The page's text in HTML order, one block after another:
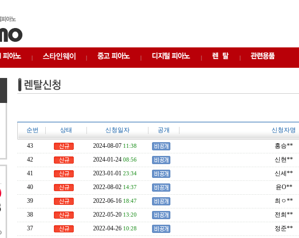
| | | | |
순번 상태 신청일자 공개 신청자명
43 2024-08-07 11:38
홍승**
42
2024-01-24 08:56
신현**
41
2023-01-01 23:34
신세**
40
2022-08-02 14:37
윤O**
39
2022-06-16 18:47
최ㅇ**
38
2022-05-20 13:20
전희**
37
2022-04-26 10:28
정준**